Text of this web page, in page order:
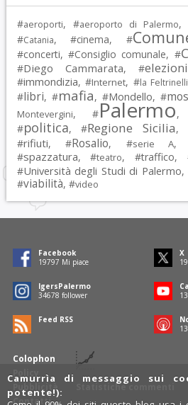
#aeroporti, #aeroporto di Palermo,
#Catania, #cinema, #
#concerti, #Consiglio comunale, #
#Diego Cammarata, #elezioni
#immondizia, #Internet, #la Feltrinelli
#libri, #mafia, #Mondello, #
Montevergini, #Palermo,
#politica, #Regione Sicilia,
#rifiuti, #Rosalio, #serie A,
#spazzatura, #teatro, #traffico,
#Università degli Studi di Palermo,
#viabilità, #video
Colophon
Policy
Pubblicità
Contatti
Statistiche commenti
Facebook
19797 Mi piace
X
IgersPalermo
34678 follower
Feed RSS
Camurrìa di messaggio sui
potente!):